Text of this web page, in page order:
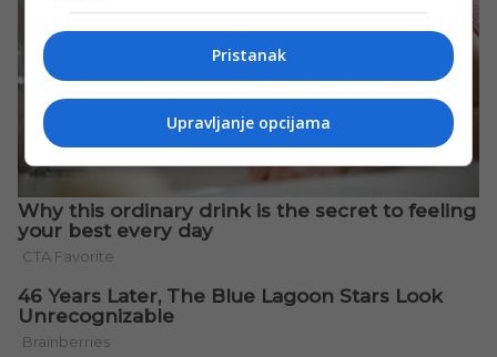
Pristanak
Upravljanje opcijama